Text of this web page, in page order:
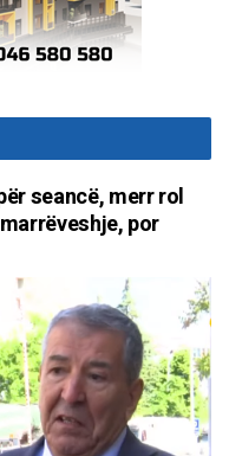
seancë, merr rol
por